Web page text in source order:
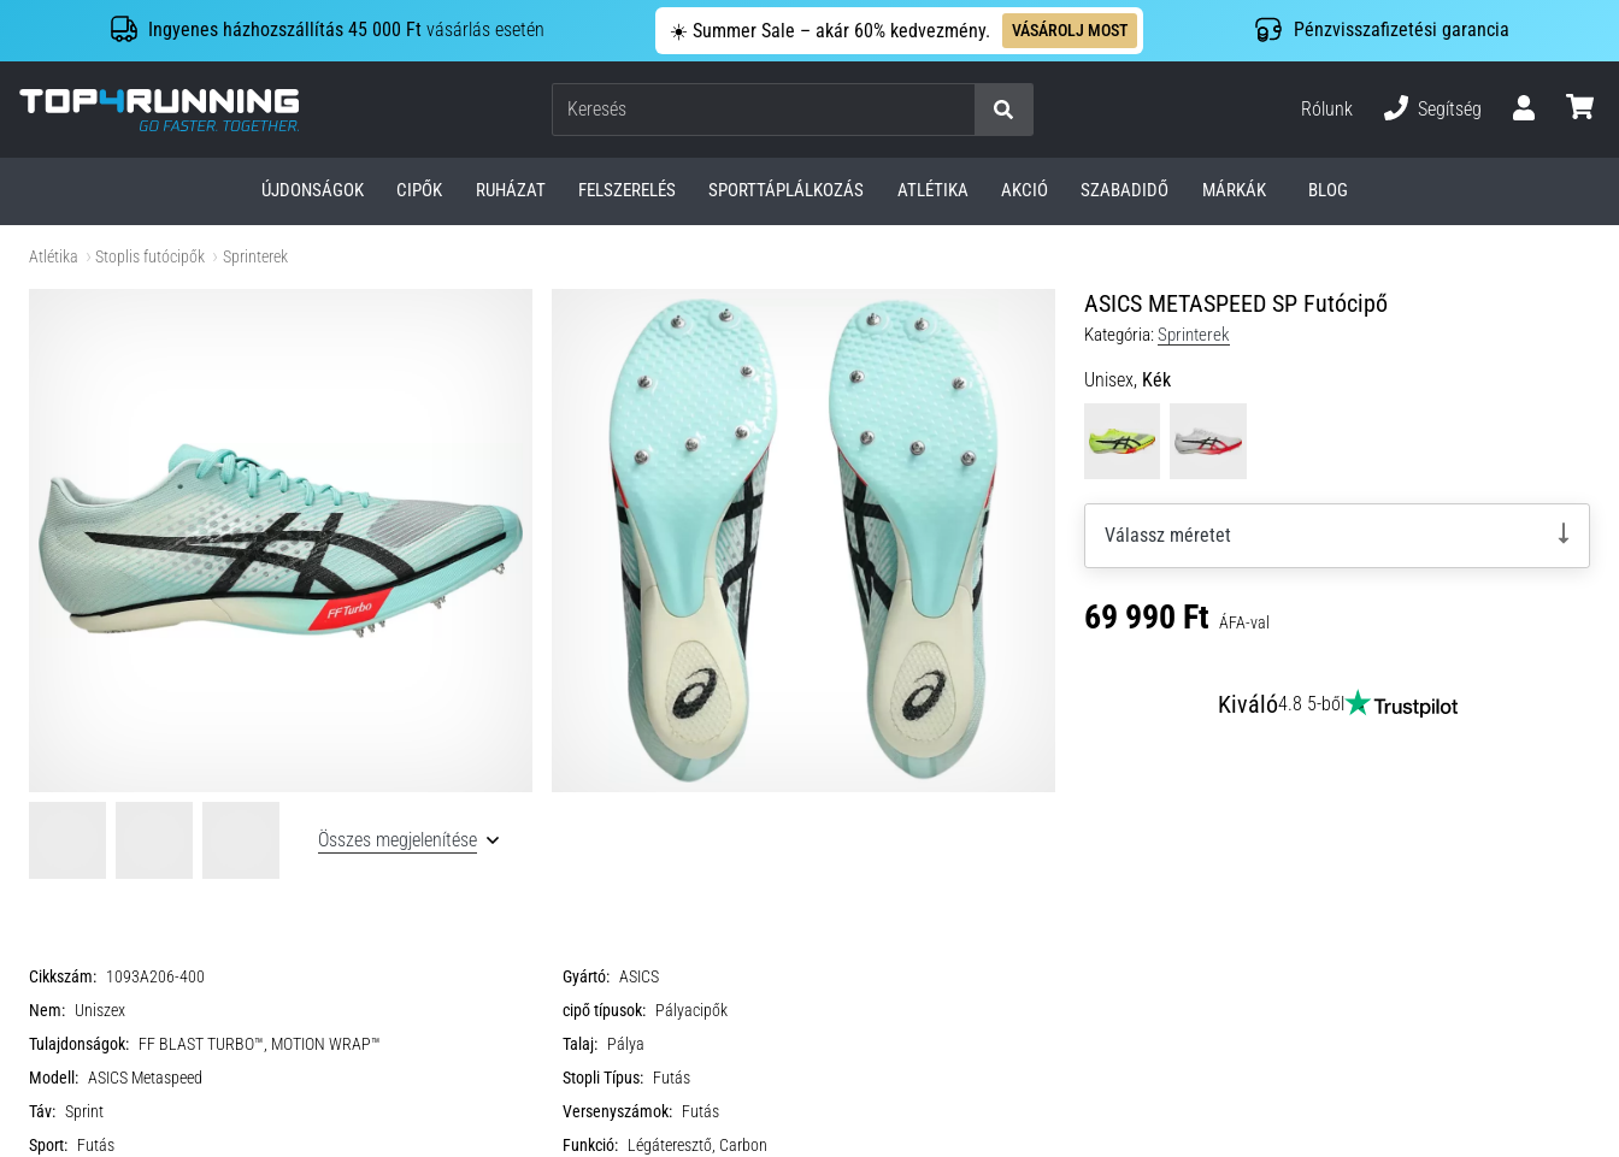
Ingyenes házhozszállítás 45 000 Ft vásárlás esetén ☀️ Summer Sale – akár 60% kedvezmény. VÁSÁROLJ MOST Pénzvisszafizetési garancia
Top4Running.hu
Keresés
Rólunk
Segítség
ÚJDONSÁGOK CIPŐK RUHÁZAT FELSZERELÉS SPORTTÁPLÁLKOZÁS ATLÉTIKA AKCIÓ SZABADIDŐ MÁRKÁK BLOG
Atlétika Stoplis futócipők Sprinterek
ASICS METASPEED SP Futócipő
Kategória:Sprinterek
Unisex, Kék
Válassz méretet
69 990 Ft ÁFA-val
Kiváló4.8 5-ből
Összes megjelenítése
Cikkszám: 1093A206-400 Gyártó: ASICS
Nem: Uniszex cipő típusok: Pályacipők
Tulajdonságok: FF BLAST TURBO™, MOTION WRAP™ Talaj: Pálya
Modell: ASICS Metaspeed Stopli Típus: Futás
Táv: Sprint Versenyszámok: Futás
Sport: Futás Funkció: Légáteresztő, Carbon